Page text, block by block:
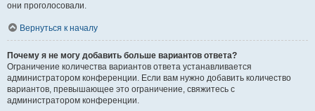
они проголосовали.
Вернуться к началу
Почему я не могу добавить больше вариантов ответа?
Ограничение количества вариантов ответа устанавливается
администратором конференции. Если вам нужно добавить количество
вариантов, превышающее это ограничение, свяжитесь с
администратором конференции.